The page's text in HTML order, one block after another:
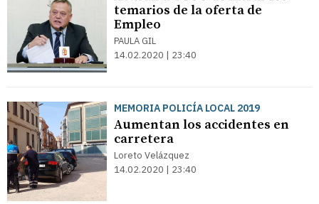
temarios de la oferta de
Empleo
PAULA GIL
14.02.2020 | 23:40
MEMORIA POLICÍA LOCAL 2019
Aumentan los accidentes en
carretera
Loreto Velázquez
14.02.2020 | 23:40